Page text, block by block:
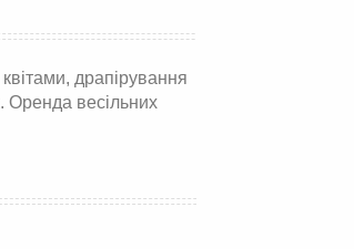
драпірування
Оренда весільних